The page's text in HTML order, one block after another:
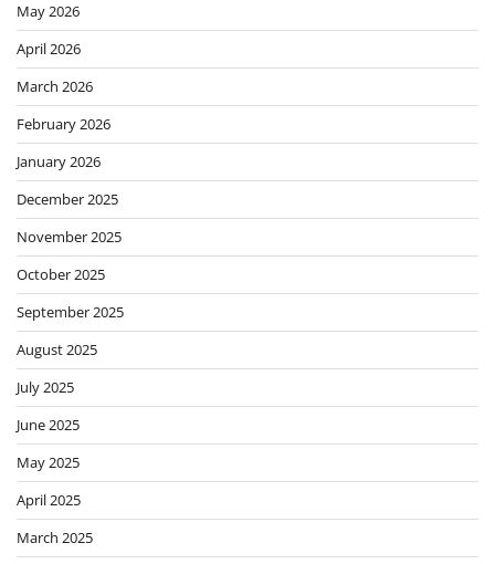
May 2026
April 2026
March 2026
February 2026
January 2026
December 2025
November 2025
October 2025
September 2025
August 2025
July 2025
June 2025
May 2025
April 2025
March 2025